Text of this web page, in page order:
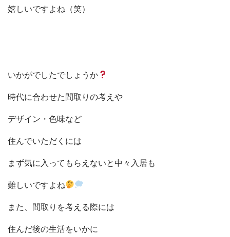
嬉しいですよね（笑）
いかがでしたでしょうか
時代に合わせた間取りの考えや
デザイン・色味など
住んでいただくには
まず気に入ってもらえないと中々入居も
難しいですよね
また、間取りを考える際には
住んだ後の生活をいかに